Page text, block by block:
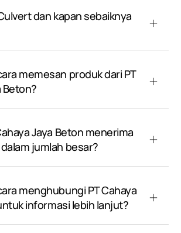
dan kapan sebaiknya
memesan produk dari PT
Beton?
Jaya Beton menerima
jumlah besar?
menghubungi PT Cahaya
informasi lebih lanjut?